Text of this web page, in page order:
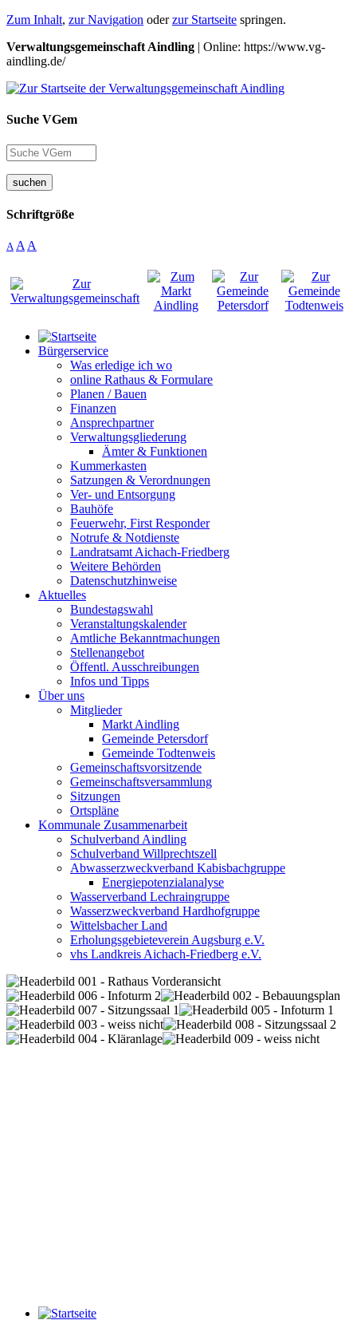
Zum Inhalt, zur Navigation oderzur Startseite springen.
Verwaltungsgemeinschaft Aindling | Online: https://www.vg-
aindling.de/
Suche VGem
suchen
Schriftgröße
A A A
Bürgerservice
Was erledige ich wo
online Rathaus & Formulare
Planen / Bauen
Finanzen
Ansprechpartner
Verwaltungsgliederung
Ämter & Funktionen
Kummerkasten
Satzungen & Verordnungen
Ver- und Entsorgung
Bauhöfe
Feuerwehr, First Responder
Notrufe & Notdienste
Landratsamt Aichach-Friedberg
Weitere Behörden
Datenschutzhinweise
Aktuelles
Bundestagswahl
Veranstaltungskalender
Amtliche Bekanntmachungen
Stellenangebot
Öffentl. Ausschreibungen
Infos und Tipps
Über uns
Mitglieder
Markt Aindling
Gemeinde Petersdorf
Gemeinde Todtenweis
Gemeinschaftsvorsitzende
Gemeinschaftsversammlung
Sitzungen
Ortspläne
Kommunale Zusammenarbeit
Schulverband Aindling
Schulverband Willprechtszell
Abwasserzweckverband Kabisbachgruppe
Energiepotenzialanalyse
Wasserverband Lechraingruppe
Wasserzweckverband Hardhofgruppe
Wittelsbacher Land
Erholungsgebieteverein Augsburg e.V.
vhs Landkreis Aichach-Friedberg e.V.